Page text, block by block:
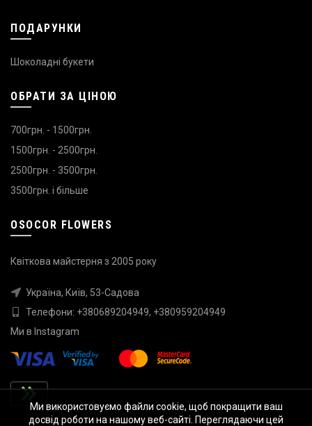
ПОДАРУНКИ
Шоколадні букети
ОБРАТИ ЗА ЦІНОЮ
700грн. - 1500грн.
1500грн. - 2500грн.
2500грн. - 3500грн.
3500грн. і більше
OSOCOR FLOWERS
Квіткова майстерня з 2005 року
Україна, Київ, 53-Садова
Телефони: +380689204949, +380959204949
Ми в Instagram
Ми використовуємо файли cookie, щоб покращити ваш
досвід роботи на нашому веб-сайті. Переглядаючи цей